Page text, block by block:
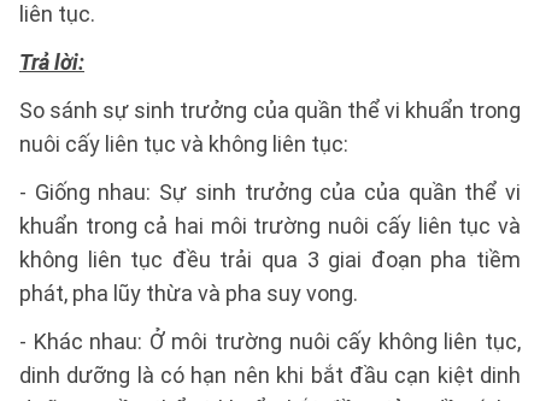
liên tục.
Trả lời:
So sánh sự sinh trưởng của quần thể vi khuẩn trong
nuôi cấy liên tục và không liên tục:
- Giống nhau: Sự sinh trưởng của của quần thể vi
khuẩn trong cả hai môi trường nuôi cấy liên tục và
không liên tục đều trải qua 3 giai đoạn pha tiềm
phát, pha lũy thừa và pha suy vong.
- Khác nhau: Ở môi trường nuôi cấy không liên tục,
dinh dưỡng là có hạn nên khi bắt đầu cạn kiệt dinh